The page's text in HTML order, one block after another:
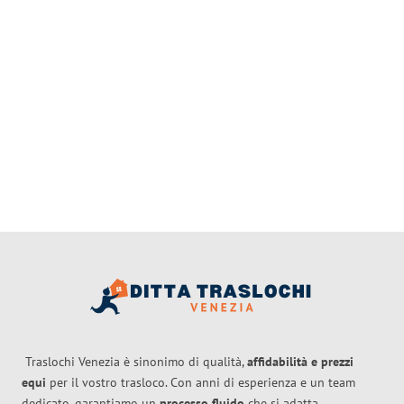
Traslochi Venezia è sinonimo di qualità,affidabilità e prezzi
equi per il vostro trasloco. Con anni di esperienza e un team